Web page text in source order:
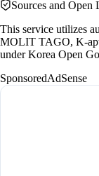
Sources and Open
This service utilizes
MOLIT TAGO, K-
under Korea Open
SponsoredAdSense